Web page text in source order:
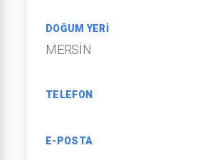
DOĞUM YERİ
MERSİN
TELEFON
E-POSTA